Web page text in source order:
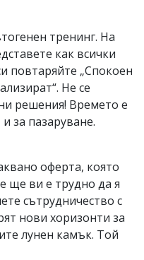
тренинг. На
как всички
повтаряйте „Спокоен
Не се
решения! Времето е
за пазаруване.
оферта, която
ще ви е трудно да я
сътрудничество с
нови хоризонти за
лунен камък. Той